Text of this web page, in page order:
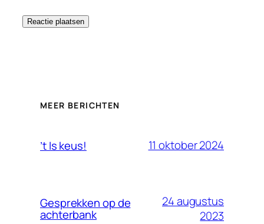
MEER BERICHTEN
’t Is keus! 11 oktober 2024
Gesprekken op de
achterbank
24 augustus
2023